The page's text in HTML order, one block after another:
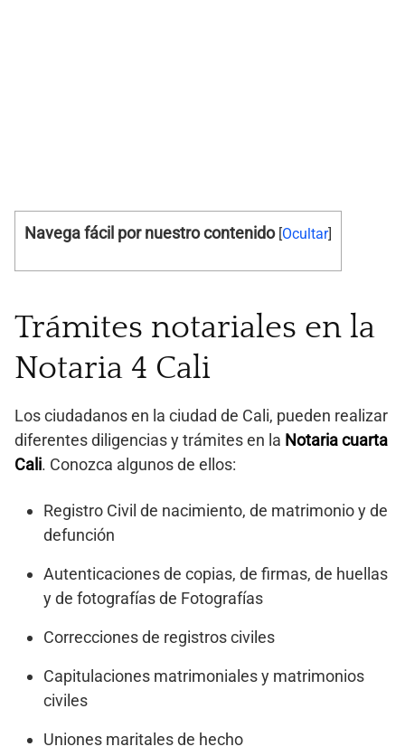
Navega fácil por nuestro contenido [Ocultar]
Trámites notariales en la
Notaria 4 Cali
Los ciudadanos en la ciudad de Cali, pueden realizar
diferentes diligencias y trámites en la Notaria cuarta
Cali. Conozca algunos de ellos:
Registro Civil de nacimiento, de matrimonio y de
defunción
Autenticaciones de copias, de firmas, de huellas
y de fotografías de Fotografías
Correcciones de registros civiles
Capitulaciones matrimoniales y matrimonios
civiles
Uniones maritales de hecho